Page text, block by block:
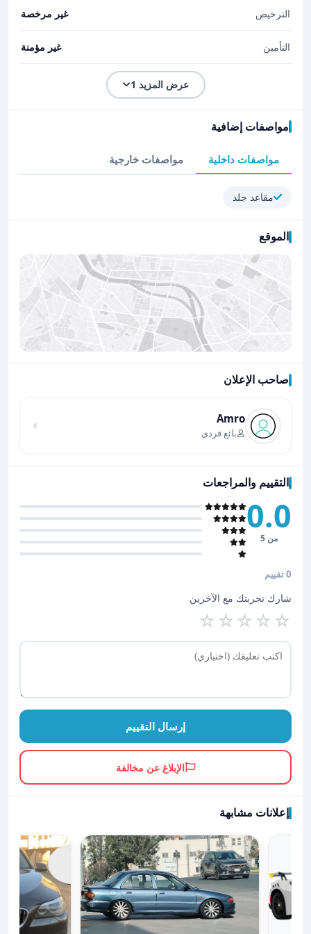
الترخيص غير مرخصة
التأمين غير مؤمنة
عرض المزيد 1
مواصفات إضافية
مواصفات داخلية مواصفات خارجية
مقاعد جلد
الموقع
صاحب الإعلان
Amro
بائع فردي
التقييم والمراجعات
0.0
من 5
0 تقييم
شارك تجربتك مع الآخرين
☆
☆
☆
☆
☆
إرسال التقييم
الإبلاغ عن مخالفة
إعلانات مشابهة